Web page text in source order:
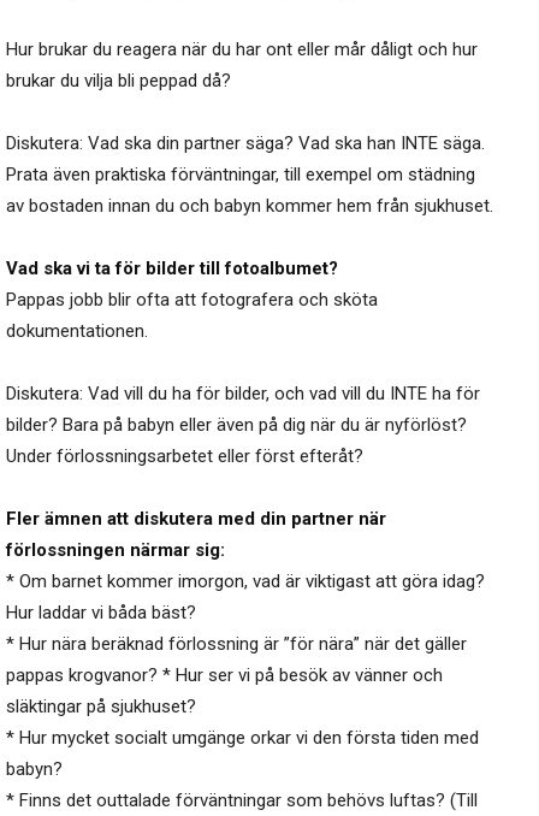
Hur brukar du reagera när du har ont eller mår dåligt och hur
brukar du vilja bli peppad då?
Diskutera: Vad ska din partner säga? Vad ska han INTE säga.
Prata även praktiska förväntningar, till exempel om städning
av bostaden innan du och babyn kommer hem från sjukhuset.
Vad ska vi ta för bilder till fotoalbumet?
Pappas jobb blir ofta att fotografera och sköta
dokumentationen.
Diskutera: Vad vill du ha för bilder, och vad vill du INTE ha för
bilder? Bara på babyn eller även på dig när du är nyförlöst?
Under förlossningsarbetet eller först efteråt?
Fler ämnen att diskutera med din partner när
förlossningen närmar sig:
* Om barnet kommer imorgon, vad är viktigast att göra idag?
Hur laddar vi båda bäst?
* Hur nära beräknad förlossning är ”för nära” när det gäller
pappas krogvanor? * Hur ser vi på besök av vänner och
släktingar på sjukhuset?
* Hur mycket socialt umgänge orkar vi den första tiden med
babyn?
* Finns det outtalade förväntningar som behövs luftas? (Till